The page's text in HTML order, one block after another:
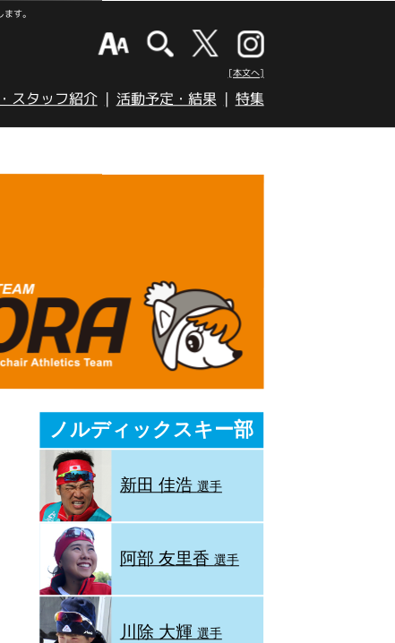
す。
[本文へ]
スタッフ紹介 活動予定・結果 特集
ノルディックスキー部
新田 佳浩 選手
阿部 友里香 選手
川除 大輝 選手